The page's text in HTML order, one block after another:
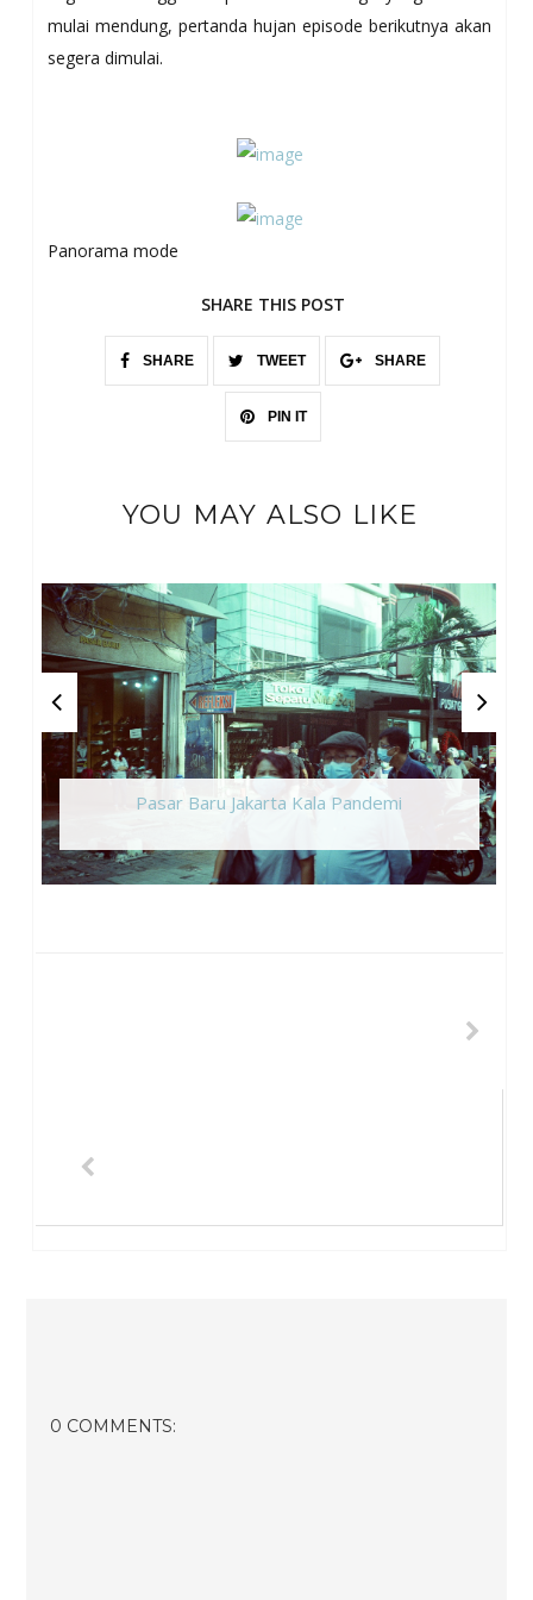
mulai mendung, pertanda hujan episode berikutnya akan
segera dimulai.
Panorama mode
SHARE THIS POST
SHARE TWEET SHARE
PIN IT
YOU MAY ALSO LIKE
Pasar Baru Jakarta Kala Pandemi
0 COMMENTS: